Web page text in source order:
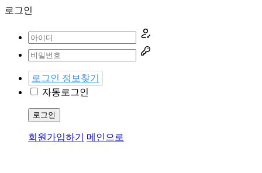
로그인
로그인 정보찾기
자동로그인
로그인
회원가입하기 메인으로